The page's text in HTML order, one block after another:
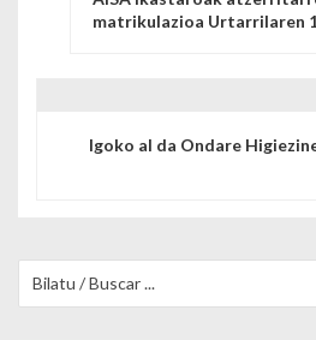
matrikulazioa Urtarrilaren
Igoko al da Ondare